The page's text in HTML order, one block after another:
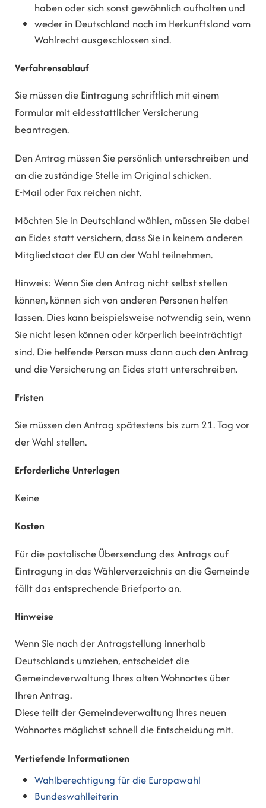
haben oder sich sonst gewöhnlich aufhalten und
weder in Deutschland noch im Herkunftsland vom
Wahlrecht ausgeschlossen sind.
Verfahrensablauf
Sie müssen die Eintragung schriftlich mit einem
Formular mit eidesstattlicher Versicherung
beantragen.
Den Antrag müssen Sie persönlich unterschreiben und
an die zuständige Stelle im Original schicken.
E-Mail oder Fax reichen nicht.
Möchten Sie in Deutschland wählen, müssen Sie dabei
an Eides statt versichern, dass Sie in keinem anderen
Mitgliedstaat der EU an der Wahl teilnehmen.
Hinweis: Wenn Sie den Antrag nicht selbst stellen
können, können sich von anderen Personen helfen
lassen. Dies kann beispielsweise notwendig sein, wenn
Sie nicht lesen können oder körperlich beeinträchtigt
sind. Die helfende Person muss dann auch den Antrag
und die Versicherung an Eides statt unterschreiben.
Fristen
Sie müssen den Antrag spätestens bis zum 21. Tag vor
der Wahl stellen.
Erforderliche Unterlagen
Keine
Kosten
Für die postalische Übersendung des Antrags auf
Eintragung in das Wählerverzeichnis an die Gemeinde
fällt das entsprechende Briefporto an.
Hinweise
Wenn Sie nach der Antragstellung innerhalb
Deutschlands umziehen, entscheidet die
Gemeindeverwaltung Ihres alten Wohnortes über
Ihren Antrag.
Diese teilt der Gemeindeverwaltung Ihres neuen
Wohnortes möglichst schnell die Entscheidung mit.
Vertiefende Informationen
Wahlberechtigung für die Europawahl
Bundeswahlleiterin